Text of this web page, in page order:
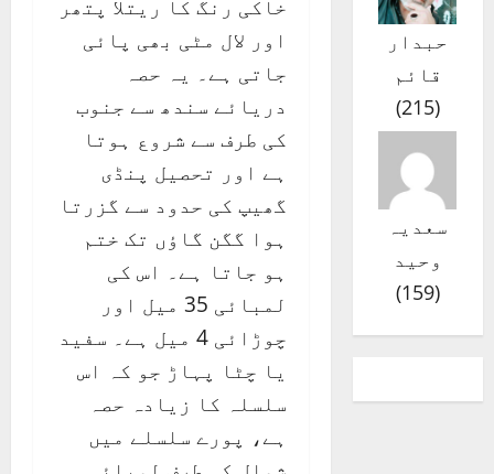
خاکی رنگ کا ریتلا پتھر
اور لال مٹی بھی پائی
جاتی ہے۔ یہ حصہ
دریائے سندھ سے جنوب
کی طرف سے شروع ہوتا
ہے اور تحصیل پنڈی
گھیپ کی حدود سے گزرتا
ہوا گگن گاؤں تک ختم
ہو جاتا ہے۔ اس کی
لمبائی 35 میل اور
چوڑائی 4 میل ہے۔ سفید
یا چٹا پہاڑ جو کہ اس
سلسلہ کا زیادہ حصہ
ہے، پورے سلسلے میں
حبدار
قائم
(
215
)
سعدیہ
وحید
(
159
)